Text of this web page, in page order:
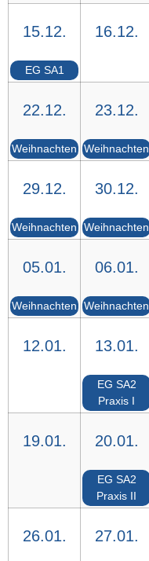
15.12.
EG SA1
16.12.
22.12.
Weihnachten
23.12.
Weihnachten
29.12.
Weihnachten
30.12.
Weihnachten
05.01.
Weihnachten
06.01.
Weihnachten
12.01. 13.01.
EG SA2
Praxis I
19.01. 20.01.
EG SA2
Praxis II
26.01. 27.01.